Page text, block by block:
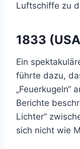
Luftschiffe zu
1833
Ein
führte dazu,
„Feuerkugeln“
Berichte
Lichter“
sich nicht wie